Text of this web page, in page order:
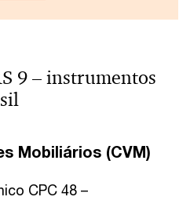
9 – instrumentos
Mobiliários (CVM)
CPC 48 –